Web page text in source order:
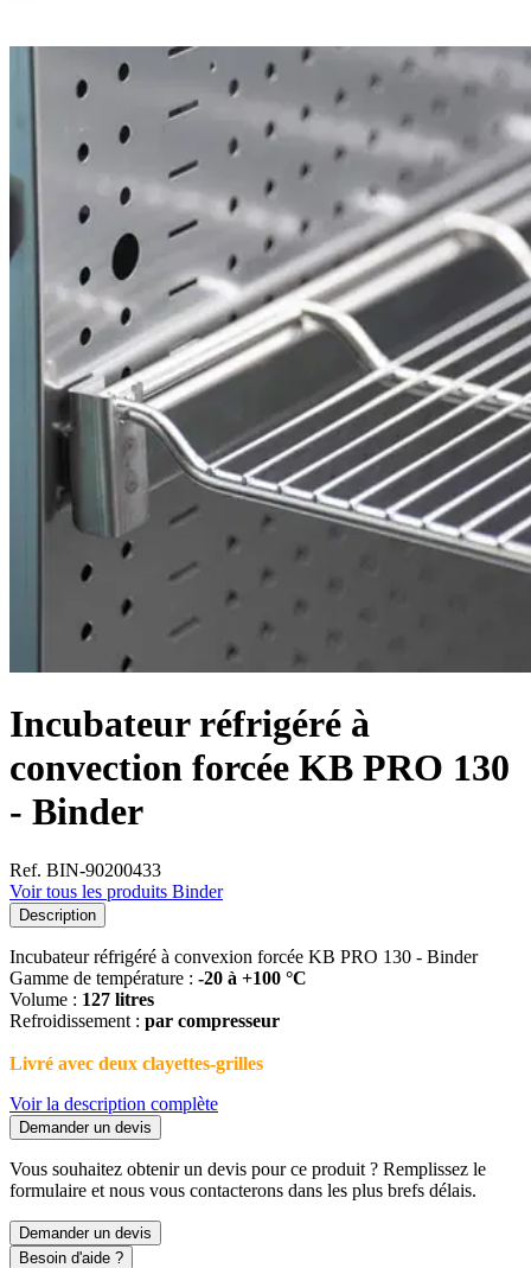
Incubateur réfrigéré à
convection forcée KB PRO 130
- Binder
Ref. BIN-90200433
Voir tous les produits Binder
Description
Incubateur réfrigéré à convexion forcée KB PRO 130 - Binder
Gamme de température : -20 à +100 °C
Volume : 127 litres
Refroidissement : par compresseur
Livré avec deux clayettes-grilles
Voir la description complète
Demander un devis
Vous souhaitez obtenir un devis pour ce produit ? Remplissez le
formulaire et nous vous contacterons dans les plus brefs délais.
Demander un devis
Besoin d'aide ?